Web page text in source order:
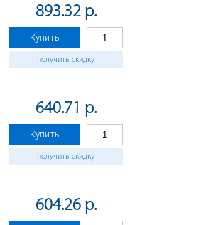
893.32 р.
Купить
получить скидку
640.71 р.
Купить
получить скидку
604.26 р.